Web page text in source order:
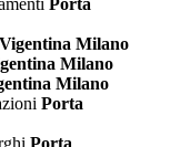
Porta
Milano
Milano
Milano
Porta